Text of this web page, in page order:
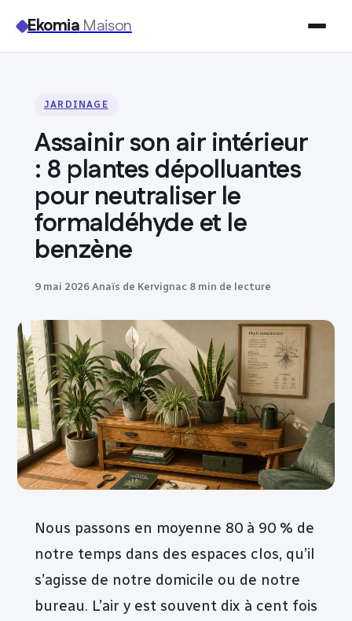
EkomiaMaison
Jardinage
Immobilier
Déco
JARDINAGE
Assainir son air intérieur
: 8 plantes dépolluantes
pour neutraliser le
formaldéhyde et le
benzène
9 mai 2026Anaïs de Kervignac 8 min de lecture
Nous passons en moyenne 80 à 90 % de
notre temps dans des espaces clos, qu’il
s’agisse de notre domicile ou de notre
bureau. L’air y est souvent dix à cent fois